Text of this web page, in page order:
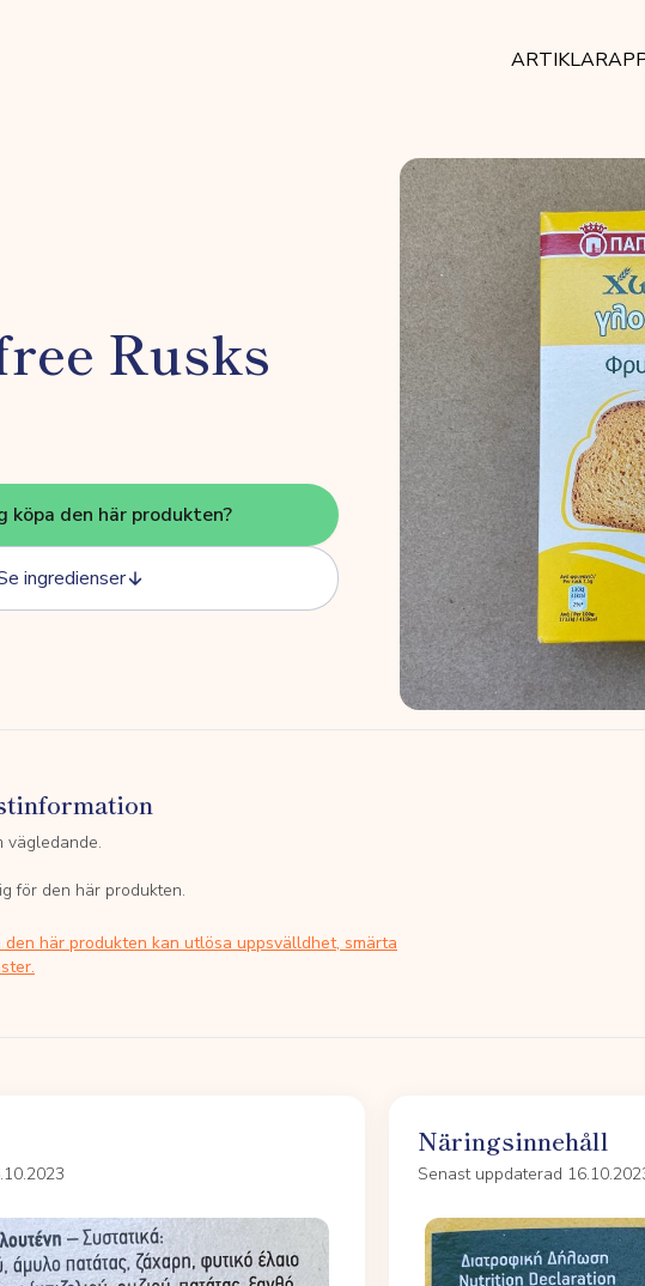
ARTIKLAR
Rusks
köpa den här produkten?
ingredienser
vägledande.
för den här produkten.
den här produkten kan utlösa uppsvälldhet, smärta
Näringsinnehåll
Senast uppdaterad